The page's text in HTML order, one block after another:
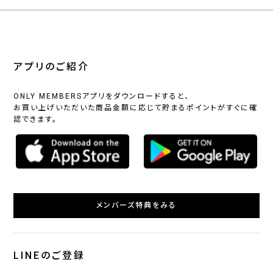
アプリのご紹介
ONLY MEMBERSアプリをダウンロードすると、
お買い上げいただいた商品金額に応じて貯まるポイントがすぐに確
認できます。
メンバーズ特典をみる
LINEのご登録